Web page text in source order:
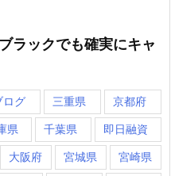
ラックでも確実にキャ
ログ 三重県 京都府
県 千葉県 即日融資
大阪府 宮城県 宮崎県